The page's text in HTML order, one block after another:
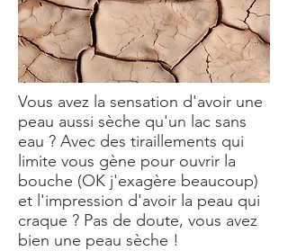
Vous avez la sensation d'avoir une
peau aussi sèche qu'un lac sans
eau ? Avec des tiraillements qui
limite vous gène pour ouvrir la
bouche (OK j'exagère beaucoup)
et l'impression d'avoir la peau qui
craque ? Pas de doute, vous avez
bien une peau sèche !